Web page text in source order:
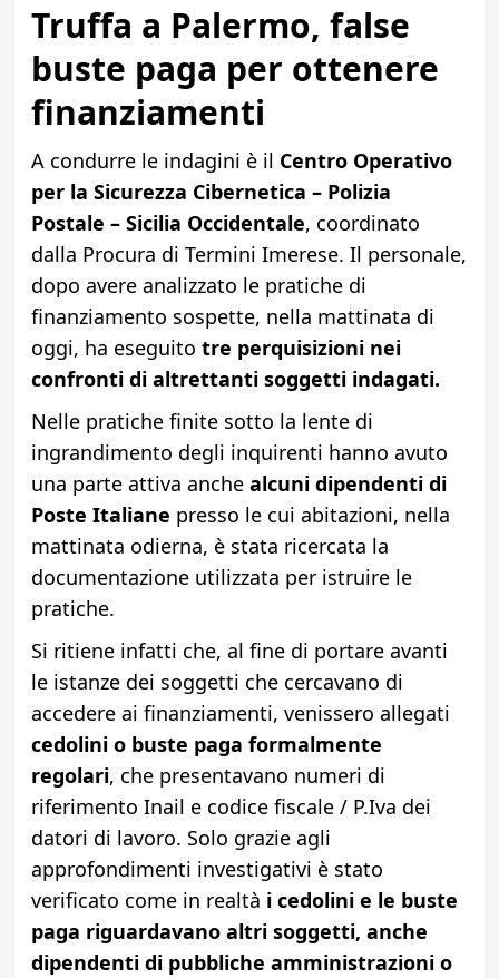
Truffa a Palermo, false
buste paga per ottenere
finanziamenti
A condurre le indagini è il Centro Operativo
per la Sicurezza Cibernetica – Polizia
Postale – Sicilia Occidentale, coordinato
dalla Procura di Termini Imerese. Il personale,
dopo avere analizzato le pratiche di
finanziamento sospette, nella mattinata di
oggi, ha eseguito tre perquisizioni nei
confronti di altrettanti soggetti indagati.
Nelle pratiche finite sotto la lente di
ingrandimento degli inquirenti hanno avuto
una parte attiva anchealcuni dipendenti di
Poste Italiane presso le cui abitazioni, nella
mattinata odierna, è stata ricercata la
documentazione utilizzata per istruire le
pratiche.
Si ritiene infatti che, al fine di portare avanti
le istanze dei soggetti che cercavano di
accedere ai finanziamenti, venissero allegati
cedolini o buste paga formalmente
regolari, che presentavano numeri di
riferimento Inail e codice fiscale / P.Iva dei
datori di lavoro. Solo grazie agli
approfondimenti investigativi è stato
verificato come in realtà i cedolini e le buste
paga riguardavano altri soggetti, anche
dipendenti di pubbliche amministrazioni o